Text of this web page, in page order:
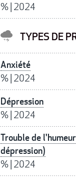
%| 2024
TYPES DE
Anxiété
%| 2024
Dépression
%| 2024
Trouble de
dépression)
%| 2024